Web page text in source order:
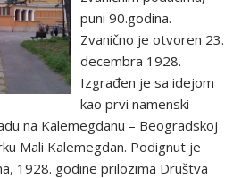
puni 90.godina.
Zvanično je otvoren 23.
decembra 1928.
Izgrađen je sa idejom
kao prvi namenski
na Kalemegdanu – Beogradskoj
Mali Kalemegdan. Podignut je
1928. godine prilozima Društva